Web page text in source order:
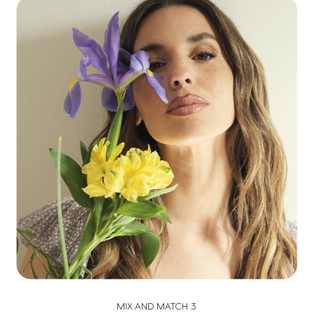
MIX AND MATCH .3